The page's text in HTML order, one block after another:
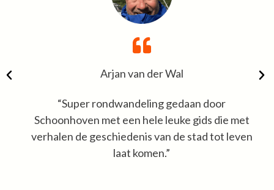
Arjan van der Wal
“Super rondwandeling gedaan door
Schoonhoven met een hele leuke gids die met
verhalen de geschiedenis van de stad tot leven
laat komen.”